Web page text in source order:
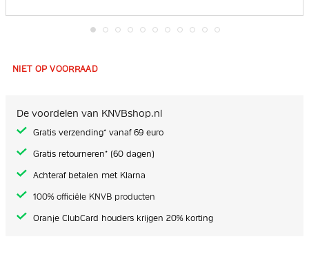
het
afbeeldingen-
gallerij
NIET OP VOORRAAD
De voordelen van KNVBshop.nl
Gratis verzending* vanaf 69 euro
Gratis retourneren* (60 dagen)
Achteraf betalen met Klarna
100% officiële KNVB producten
Oranje ClubCard houders krijgen 20% korting